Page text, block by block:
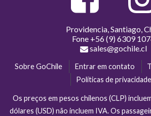
Providencia, Santiago,
Fone +56 (9) 6309
sales@gochile.cl
Sobre GoChile Entrar em contato
Políticas de privacidade
Os preços em pesos chilenos (CLP)
dólares (USD) não incluem IVA. Os